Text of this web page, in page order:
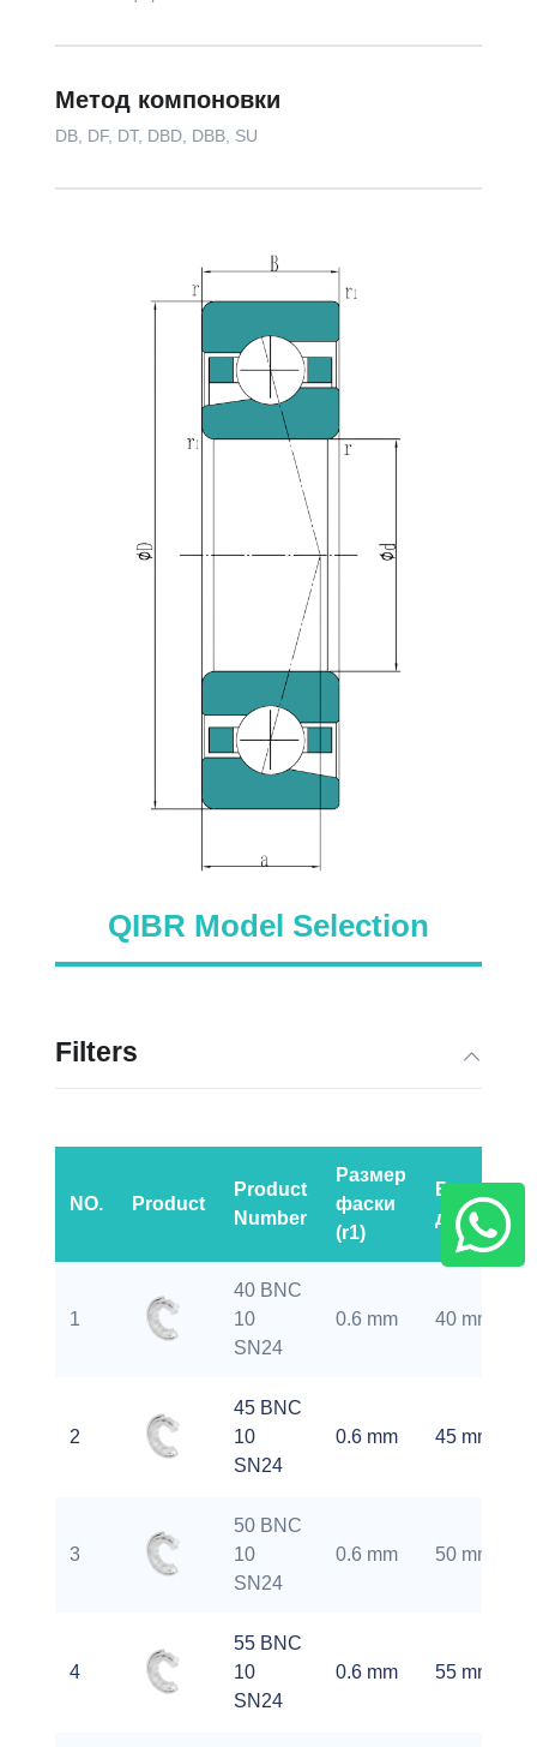
Метод компоновки
DB, DF, DT, DBD, DBB, SU
QIBR Model Selection
Filters
NO. Product
Product
Number
Размер
фаски
(r1)
диаметр
1
40 BNC
10
SN24
0.6 mm 40 mm
2
45 BNC
10
SN24
0.6 mm 45 mm
3
50 BNC
10
SN24
0.6 mm 50 mm
4
55 BNC
10
SN24
0.6 mm 55 mm